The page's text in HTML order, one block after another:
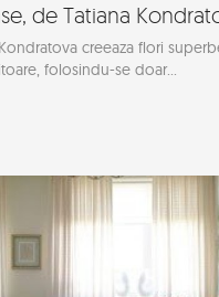
de Tatiana
creeaza flori
folosindu-se doar...